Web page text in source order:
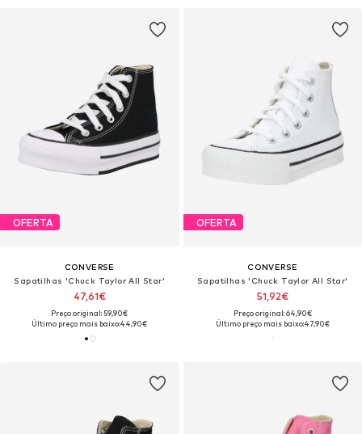
OFERTA
CONVERSE
Sapatilhas 'Chuck Taylor All Star'
47,61€
Preço original: 59,90€
Último preço mais baixo:44,90€
OFERTA
CONVERSE
Sapatilhas 'Chuck Taylor All Star'
51,92€
Preço original: 64,90€
Último preço mais baixo:47,90€